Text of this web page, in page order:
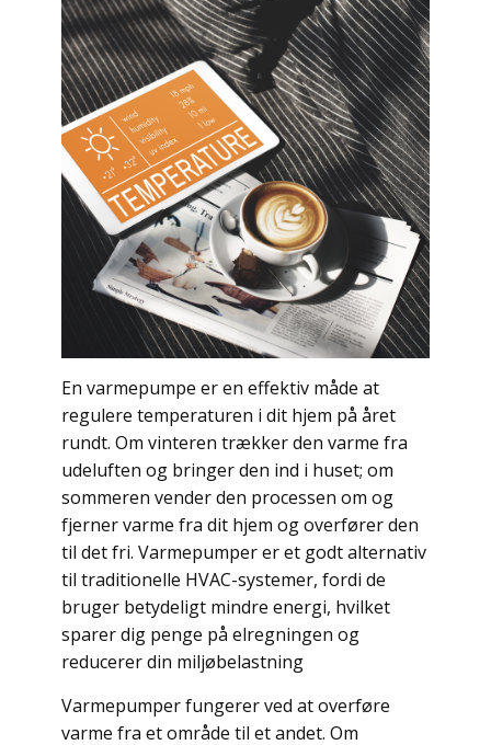
En varmepumpe er en effektiv måde at
regulere temperaturen i dit hjem på året
rundt. Om vinteren trækker den varme fra
udeluften og bringer den ind i huset; om
sommeren vender den processen om og
fjerner varme fra dit hjem og overfører den
til det fri. Varmepumper er et godt alternativ
til traditionelle HVAC-systemer, fordi de
bruger betydeligt mindre energi, hvilket
sparer dig penge på elregningen og
reducerer din miljøbelastning
Varmepumper fungerer ved at overføre
varme fra et område til et andet. Om